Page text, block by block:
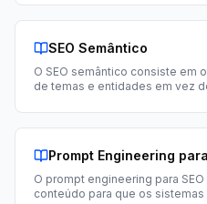
SEO Semântico
O SEO semântico consiste em
de temas e entidades em vez
Prompt Engineering
O prompt engineering para
conteúdo para que os sistemas